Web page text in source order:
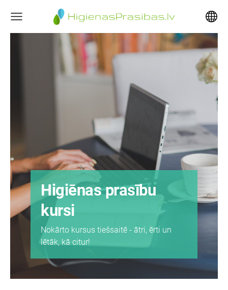
Higiēnas prasību
kursi
Nokārto kursus tiešsaitē - ātri, ērti un
lētāk, kā citur!